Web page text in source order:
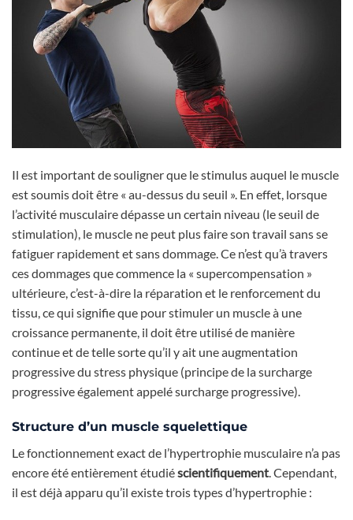
Il est important de souligner que le stimulus auquel le muscle
est soumis doit être « au-dessus du seuil ». En effet, lorsque
l’activité musculaire dépasse un certain niveau (le seuil de
stimulation), le muscle ne peut plus faire son travail sans se
fatiguer rapidement et sans dommage. Ce n’est qu’à travers
ces dommages que commence la « supercompensation »
ultérieure, c’est-à-dire la réparation et le renforcement du
tissu, ce qui signifie que pour stimuler un muscle à une
croissance permanente, il doit être utilisé de manière
continue et de telle sorte qu’il y ait une augmentation
progressive du stress physique (principe de la surcharge
progressive également appelé surcharge progressive).
Structure d’un muscle squelettique
Le fonctionnement exact de l’hypertrophie musculaire n’a pas
encore été entièrement étudiéscientifiquement. Cependant,
il est déjà apparu qu’il existe trois types d’hypertrophie :